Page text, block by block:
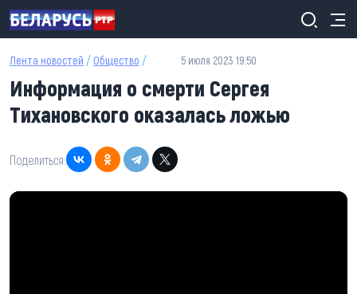
Перейти к основному содержанию
Лента новостей / Общество / 5 июля 2023 19:50
Информация о смерти Сергея
Тихановского оказалась ложью
Поделиться: